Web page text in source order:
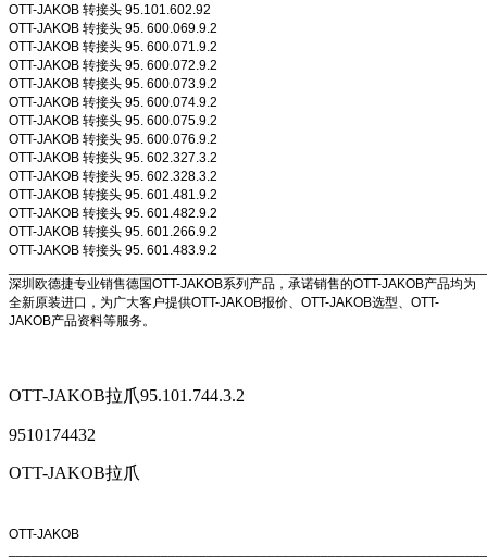
OTT-JAKOB 转接头 95.101.602.92
OTT-JAKOB 转接头 95. 600.069.9.2
OTT-JAKOB 转接头 95. 600.071.9.2
OTT-JAKOB 转接头 95. 600.072.9.2
OTT-JAKOB 转接头 95. 600.073.9.2
OTT-JAKOB 转接头 95. 600.074.9.2
OTT-JAKOB 转接头 95. 600.075.9.2
OTT-JAKOB 转接头 95. 600.076.9.2
OTT-JAKOB 转接头 95. 602.327.3.2
OTT-JAKOB 转接头 95. 602.328.3.2
OTT-JAKOB 转接头 95. 601.481.9.2
OTT-JAKOB 转接头 95. 601.482.9.2
OTT-JAKOB 转接头 95. 601.266.9.2
OTT-JAKOB 转接头 95. 601.483.9.2
深圳欧德捷专业销售德国OTT-JAKOB系列产品，承诺销售的OTT-JAKOB产品均为
全新原装进口，为广大客户提供OTT-JAKOB报价、OTT-JAKOB选型、OTT-
JAKOB产品资料等服务。
OTT-JAKOB拉爪95.101.744.3.2
9510174432
OTT-JAKOB拉爪
OTT-JAKOB